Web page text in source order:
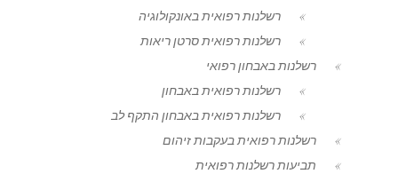
רשלנות רפואית באונקולוגיה
רשלנות רפואית סרטן ריאות
רשלנות באבחון רפואי
רשלנות רפואית באבחון
רשלנות רפואית באבחון התקף לב
רשלנות רפואית בעקבות זיהום
תביעות רשלנות רפואית